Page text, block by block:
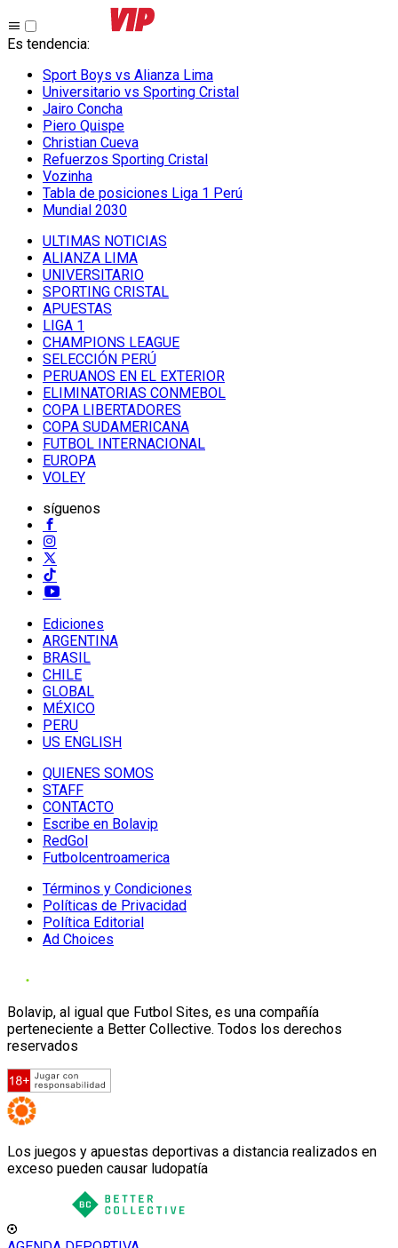
Es tendencia:
Sport Boys vs Alianza Lima
Universitario vs Sporting Cristal
Jairo Concha
Piero Quispe
Christian Cueva
Refuerzos Sporting Cristal
Vozinha
Tabla de posiciones Liga 1 Perú
Mundial 2030
ULTIMAS NOTICIAS
ALIANZA LIMA
UNIVERSITARIO
SPORTING CRISTAL
APUESTAS
LIGA 1
CHAMPIONS LEAGUE
SELECCIÓN PERÚ
PERUANOS EN EL EXTERIOR
ELIMINATORIAS CONMEBOL
COPA LIBERTADORES
COPA SUDAMERICANA
FUTBOL INTERNACIONAL
EUROPA
VOLEY
síguenos
Ediciones
ARGENTINA
BRASIL
CHILE
GLOBAL
MÉXICO
PERU
US ENGLISH
QUIENES SOMOS
STAFF
CONTACTO
Escribe en Bolavip
RedGol
Futbolcentroamerica
Términos y Condiciones
Políticas de Privacidad
Política Editorial
Ad Choices
Bolavip, al igual que Futbol Sites, es una compañía
perteneciente a Better Collective. Todos los derechos
reservados
Los juegos y apuestas deportivas a distancia realizados en
exceso pueden causar ludopatía